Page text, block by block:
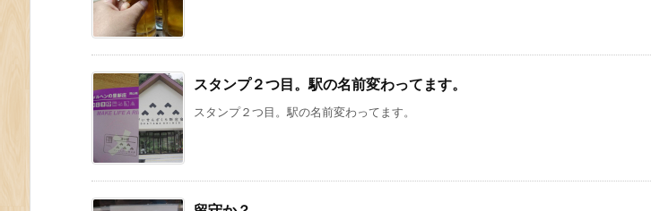
スタンプ２つ目。駅の名前変わってます。
スタンプ２つ目。駅の名前変わってます。